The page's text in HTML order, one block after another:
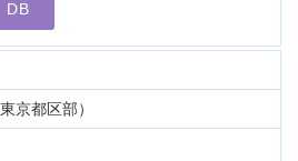
DB
京都区部）